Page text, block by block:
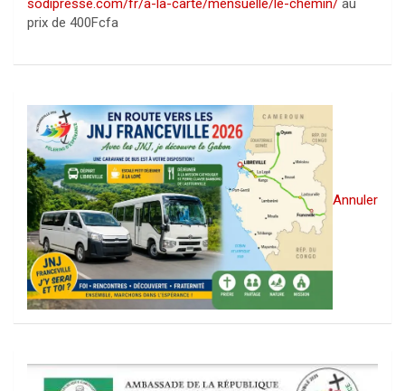
sodipresse.com/fr/a-la-carte/mensuelle/le-chemin/ au
prix de 400Fcfa
Annuler